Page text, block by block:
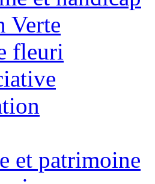
Verte
fleuri
et patrimoine